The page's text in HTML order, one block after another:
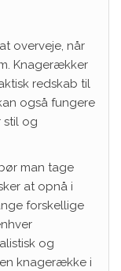
overveje, når
Knagerækker
redskab til
også fungere
stil og
man tage
at opnå i
forskellige
og
knagerække i